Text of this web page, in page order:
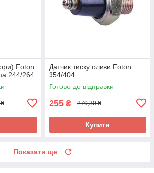
Foton
244/264
₴
Датчик тиску оливи Foton
354/404
Готово до відправки
255 ₴ 270,30 ₴
Купити
Показати ще